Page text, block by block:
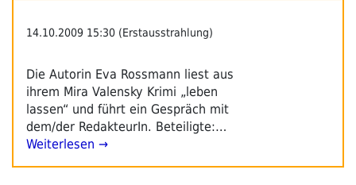
14.10.2009 15:30 (Erstausstrahlung)
Die Autorin Eva Rossmann liest aus
ihrem Mira Valensky Krimi „leben
lassen“ und führt ein Gespräch mit
dem/der RedakteurIn. Beteiligte:…
Weiterlesen →